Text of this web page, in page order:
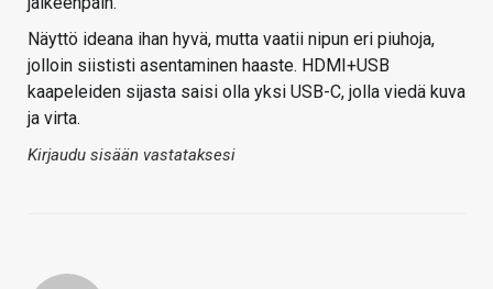
Näyttö ideana ihan hyvä, mutta vaatii nipun eri piuhoja,
jolloin siististi asentaminen haaste. HDMI+USB
kaapeleiden sijasta saisi olla yksi USB-C, jolla viedä kuva
ja virta.
Kirjaudu sisään vastataksesi